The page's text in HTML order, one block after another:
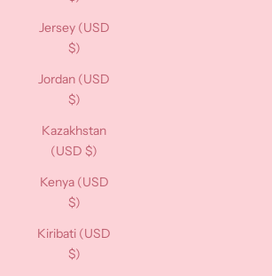
Jersey (USD
$)
Jordan (USD
$)
Kazakhstan
(USD $)
Kenya (USD
$)
Kiribati (USD
$)